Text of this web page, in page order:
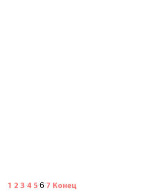
1 2 3 4 5 6 7 Конец